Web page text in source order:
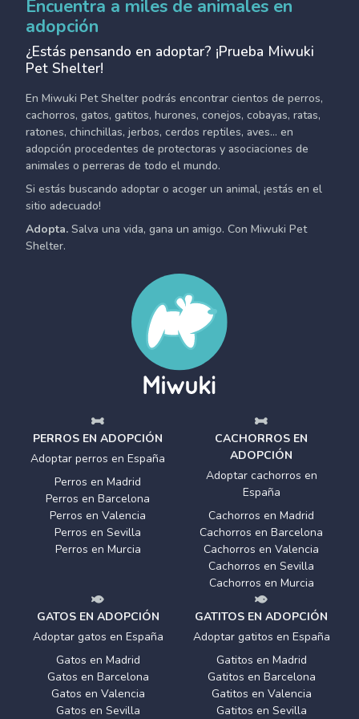
Encuentra a miles de animales en
adopción
¿Estás pensando en adoptar? ¡Prueba Miwuki
Pet Shelter!
En Miwuki Pet Shelter podrás encontrar cientos de perros,
cachorros, gatos, gatitos, hurones, conejos, cobayas, ratas,
ratones, chinchillas, jerbos, cerdos reptiles, aves... en
adopción procedentes de protectoras y asociaciones de
animales o perreras de todo el mundo.
Si estás buscando adoptar o acoger un animal, ¡estás en el
sitio adecuado!
Adopta. Salva una vida, gana un amigo. Con Miwuki Pet
Shelter.
PERROS EN ADOPCIÓN
Adoptar perros en España
Perros en Madrid
Perros en Barcelona
Perros en Valencia
Perros en Sevilla
Perros en Murcia
CACHORROS EN
ADOPCIÓN
Adoptar cachorros en
España
Cachorros en Madrid
Cachorros en Barcelona
Cachorros en Valencia
Cachorros en Sevilla
Cachorros en Murcia
GATOS EN ADOPCIÓN
Adoptar gatos en España
Gatos en Madrid
Gatos en Barcelona
Gatos en Valencia
Gatos en Sevilla
GATITOS EN ADOPCIÓN
Adoptar gatitos en España
Gatitos en Madrid
Gatitos en Barcelona
Gatitos en Valencia
Gatitos en Sevilla